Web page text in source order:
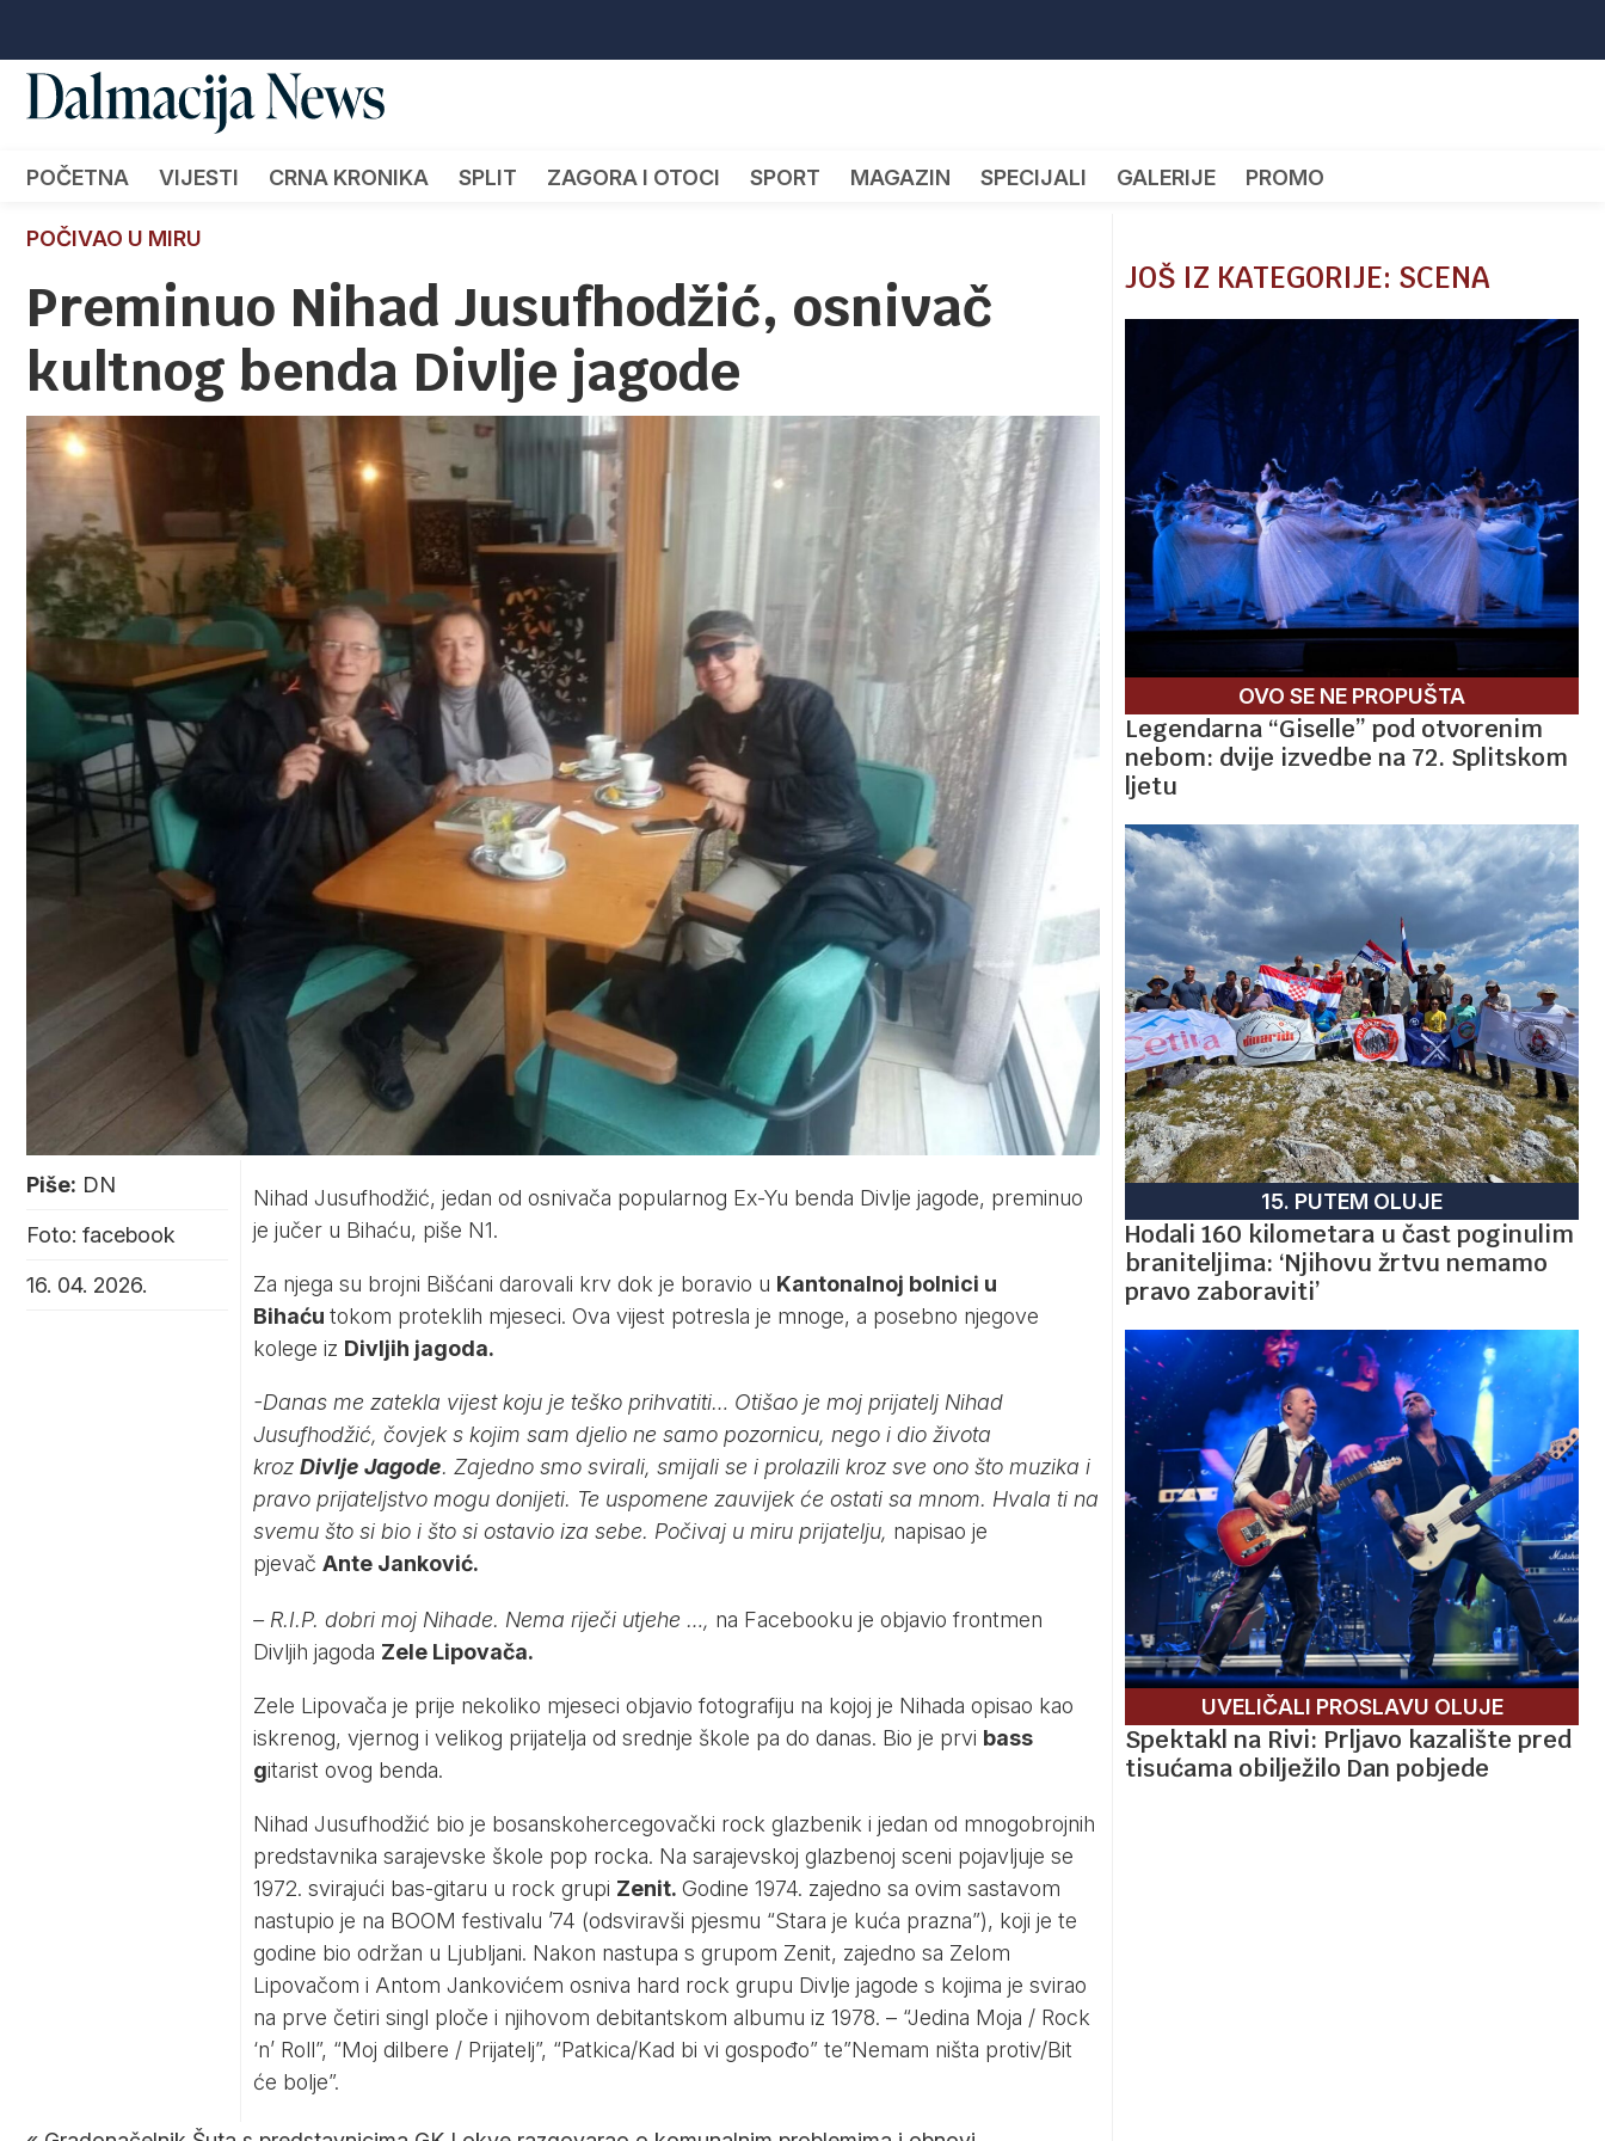
POČETNA VIJESTI CRNA KRONIKA SPLIT ZAGORA I OTOCI SPORT MAGAZIN SPECIJALI GALERIJE PROMO
POČIVAO U MIRU
Preminuo Nihad Jusufhodžić, osnivač
kultnog benda Divlje jagode
Piše: DN
Foto: facebook
16. 04. 2026.
Nihad Jusufhodžić, jedan od osnivača popularnog Ex-Yu benda Divlje jagode, preminuo
je jučer u Bihaću, piše N1.
Za njega su brojni Bišćani darovali krv dok je boravio u Kantonalnoj bolnici u
Bihaću tokom proteklih mjeseci. Ova vijest potresla je mnoge, a posebno njegove
kolege iz Divljih jagoda.
-Danas me zatekla vijest koju je teško prihvatiti… Otišao je moj prijatelj Nihad
Jusufhodžić, čovjek s kojim sam djelio ne samo pozornicu, nego i dio života
kroz Divlje Jagode. Zajedno smo svirali, smijali se i prolazili kroz sve ono što muzika i
pravo prijateljstvo mogu donijeti. Te uspomene zauvijek će ostati sa mnom. Hvala ti na
svemu što si bio i što si ostavio iza sebe. Počivaj u miru prijatelju, napisao je
pjevač Ante Janković.
– R.I.P. dobri moj Nihade. Nema riječi utjehe …, na Facebooku je objavio frontmen
Divljih jagoda Zele Lipovača.
Zele Lipovača je prije nekoliko mjeseci objavio fotografiju na kojoj je Nihada opisao kao
iskrenog, vjernog i velikog prijatelja od srednje škole pa do danas. Bio je prvi bass
gitarist ovog benda.
Nihad Jusufhodžić bio je bosanskohercegovački rock glazbenik i jedan od mnogobrojnih
predstavnika sarajevske škole pop rocka. Na sarajevskoj glazbenoj sceni pojavljuje se
1972. svirajući bas-gitaru u rock grupi Zenit. Godine 1974. zajedno sa ovim sastavom
nastupio je na BOOM festivalu ’74 (odsviravši pjesmu “Stara je kuća prazna”), koji je te
godine bio održan u Ljubljani. Nakon nastupa s grupom Zenit, zajedno sa Zelom
Lipovačom i Antom Jankovićem osniva hard rock grupu Divlje jagode s kojima je svirao
na prve četiri singl ploče i njihovom debitantskom albumu iz 1978. – “Jedina Moja / Rock
‘n’ Roll”, “Moj dilbere / Prijatelj”, “Patkica/Kad bi vi gospođo” te”Nemam ništa protiv/Bit
će bolje”.
JOŠ IZ KATEGORIJE: SCENA
OVO SE NE PROPUŠTA
Legendarna “Giselle” pod otvorenim
nebom: dvije izvedbe na 72. Splitskom
ljetu
15. PUTEM OLUJE
Hodali 160 kilometara u čast poginulim
braniteljima: ‘Njihovu žrtvu nemamo
pravo zaboraviti’
UVELIČALI PROSLAVU OLUJE
Spektakl na Rivi: Prljavo kazalište pred
tisućama obilježilo Dan pobjede